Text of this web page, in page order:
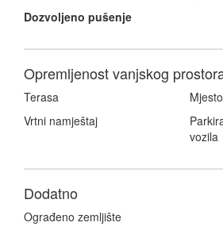
Dozvoljeno pušenje
Opremljenost vanjskog
Terasa
Vrtni namještaj
vozila
Dodatno
Ograđeno zemljište